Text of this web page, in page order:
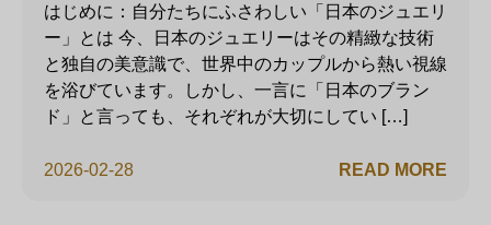
2026-02-28
はじめに：自分たちにふさわしい「日本のジュエリ
ー」とは 今、日本のジュエリーはその精緻な技術
と独自の美意識で、世界中のカップルから熱い視線
を浴びています。しかし、一言に「日本のブラン
ド」と言っても、それぞれが大切にしてい […]
READ MORE